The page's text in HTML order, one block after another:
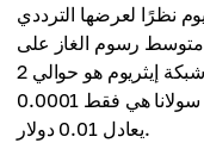
نظرًا لعرضها الترددي
متوسط رسوم الغاز على
شبكة إيثريوم هو حوالي 2 gwei، وهو ما يعادل حوالي 0.17 دولار.
العمولة في سولانا هي فقط 0.0001 SOL لكل معاملة، وهو ما
يعادل 0.01 دولار.